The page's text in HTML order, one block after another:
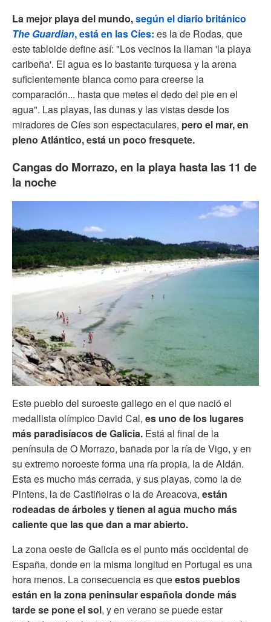
La mejor playa del mundo,según el diario británico
The Guardian, está en las Cíes: es la de Rodas, que
este tabloide define así: "Los vecinos la llaman 'la playa
caribeña'. El agua es lo bastante turquesa y la arena
suficientemente blanca como para creerse la
comparación... hasta que metes el dedo del pie en el
agua". Las playas, las dunas y las vistas desde los
miradores de Cíes son espectaculares, pero el mar, en
pleno Atlántico, está un poco fresquete.
Cangas do Morrazo, en la playa hasta las 11 de
la noche
Este pueblo del suroeste gallego en el que nació el
medallista olímpico David Cal, es uno de los lugares
más paradisíacos de Galicia. Está al final de la
península de O Morrazo, bañada por la ría de Vigo, y en
su extremo noroeste forma una ría propia, la de Aldán.
Esta es mucho más cerrada, y sus playas, como la de
Pintens, la de Castiñeiras o la de Areacova, están
rodeadas de árboles y tienen al agua mucho más
caliente que las que dan a mar abierto.
La zona oeste de Galicia es el punto más occidental de
España, donde en la misma longitud en Portugal es una
hora menos. La consecuencia es queestos pueblos
están en la zona peninsular española donde más
tarde se pone el sol, y en verano se puede estar